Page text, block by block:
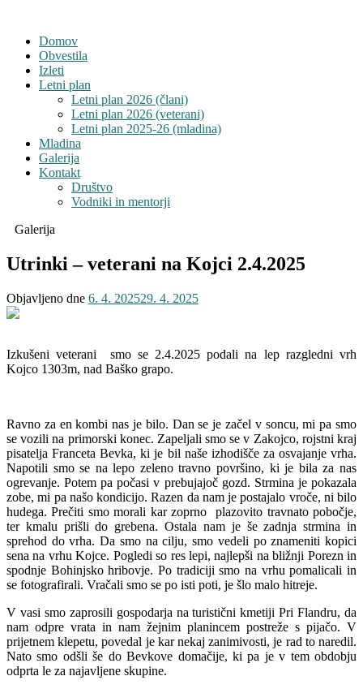
Domov
Obvestila
Izleti
Letni plan
Letni plan 2026 (člani)
Letni plan 2026 (veterani)
Letni plan 2025-26 (mladina)
Mladina
Galerija
Kontakt
Društvo
Vodniki in mentorji
Galerija
Utrinki – veterani na Kojci 2.4.2025
Objavljeno dne 6. 4. 202529. 4. 2025
Izkušeni veterani smo se 2.4.2025 podali na lep razgledni vrh
Kojco 1303m, nad Baško grapo.
Ravno za en kombi nas je bilo. Dan se je začel v soncu, mi pa smo
se vozili na primorski konec. Zapeljali smo se v Zakojco, rojstni kraj
pisatelja Franceta Bevka, ki je bil naše izhodišče za osvajanje vrha.
Napotili smo se na lepo zeleno travno površino, ki je bila za nas
ogrevanje. Potem pa počasi v prebujajoč gozd. Strmina je pokazala
zobe, mi pa našo kondicijo. Razen da nam je postajalo vroče, ni bilo
hudega. Prečiti smo morali kar zoprno plazovito travnato pobočje,
ter kmalu prišli do grebena. Ostala nam je še zadnja strmina in
sprehod do vrha. Da smo na cilju, smo vedeli po znameniti kopici
sena na vrhu Kojce. Pogledi so res lepi, najlepši na bližnji Porezn in
spodnje Bohinjsko hribovje. Po tradiciji smo na vrhu pomalicali in
se fotografirali. Vračali smo se po isti poti, je šlo malo hitreje.
V vasi smo zaprosili gospodarja na turistični kmetiji Pri Flandru, da
nam odpre vrata in nam žejnim planincem postreže s pijačo. V
prijetnem klepetu, povedal je kar nekaj zanimivosti, je rad to naredil.
Nato smo odšli še do Bevkove domačije, ki pa je v tem obdobju
odprta le za najavljene skupine.